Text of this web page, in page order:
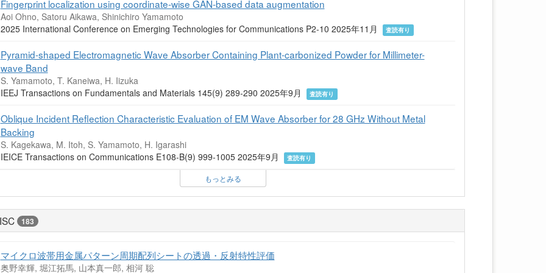
Fingerprint localization using coordinate-wise GAN-based data augmentation
Aoi Ohno, Satoru Aikawa, Shinichiro Yamamoto
2025 International Conference on Emerging Technologies for Communications P2-10 2025年11月
査読有り
Pyramid-shaped Electromagnetic Wave Absorber Containing Plant-carbonized Powder for Millimeter-
wave Band
S. Yamamoto, T. Kaneiwa, H. Iizuka
IEEJ Transactions on Fundamentals and Materials 145(9) 289-290 2025年9月
査読有り
Oblique Incident Reflection Characteristic Evaluation of EM Wave Absorber for 28 GHz Without Metal
Backing
S. Kagekawa, M. Itoh, S. Yamamoto, H. Igarashi
IEICE Transactions on Communications E108-B(9) 999-1005 2025年9月
査読有り
もっとみる
183
マイクロ波帯用金属パターン周期配列シートの透過・反射特性評価
奥野幸輝, 堀江拓馬, 山本真一郎, 相河 聡